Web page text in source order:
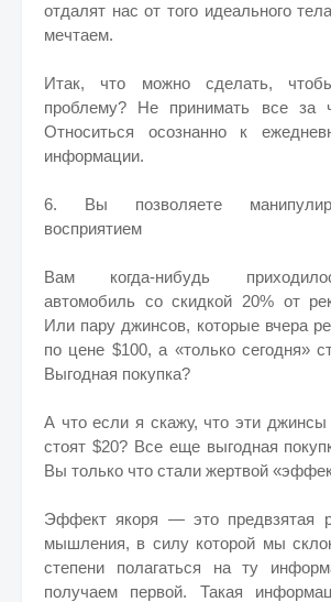
отдалят нас от того идеального
мечтаем.
Итак, что можно сделать,
проблему? Не принимать все за
Относиться осознанно к
информации.
6. Вы позволяете
восприятием
Вам когда-нибудь
автомобиль со скидкой 20% от
Или пару джинсов, которые вчера
по цене $100, а «только сегодня»
Выгодная покупка?
А что если я скажу, что эти
стоят $20? Все еще выгодная
Вы только что стали жертвой
Эффект якоря — это предвзятая
мышления, в силу которой мы
степени полагаться на ту
получаем первой. Такая